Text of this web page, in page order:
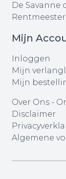
De Savanne
Mijn
Inloggen
Mijn
Mijn
Over Ons -
Disclaimer
Algemene